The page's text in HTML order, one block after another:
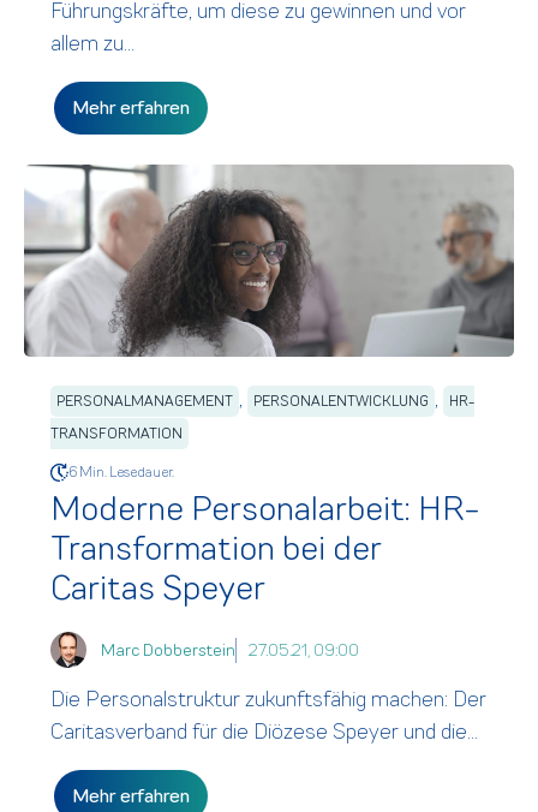
Führungskräfte, um diese zu gewinnen und vor
allem zu...
Mehr erfahren
PERSONALMANAGEMENT , PERSONALENTWICKLUNG ,
HR-
TRANSFORMATION
6 Min. Lesedauer.
Moderne Personalarbeit: HR-
Transformation bei der
Caritas Speyer
Marc Dobberstein 27.05.21, 09:00
Die Personalstruktur zukunftsfähig machen: Der
Caritasverband für die Diözese Speyer und die...
Mehr erfahren